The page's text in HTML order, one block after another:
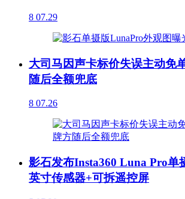
8 07.29
大司马因声卡标价失误主动免
随后全额兜底
8 07.26
影石发布Insta360 Luna Pro单
英寸传感器+可拆遥控屏